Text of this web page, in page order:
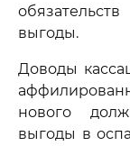
выгоды.
Доводы
нового
выгоды в